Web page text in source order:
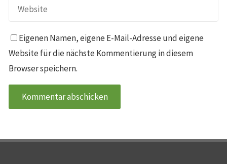
Eigenen Namen, eigene E-Mail-Adresse und eigene
Website für die nächste Kommentierung in diesem
Browser speichern.